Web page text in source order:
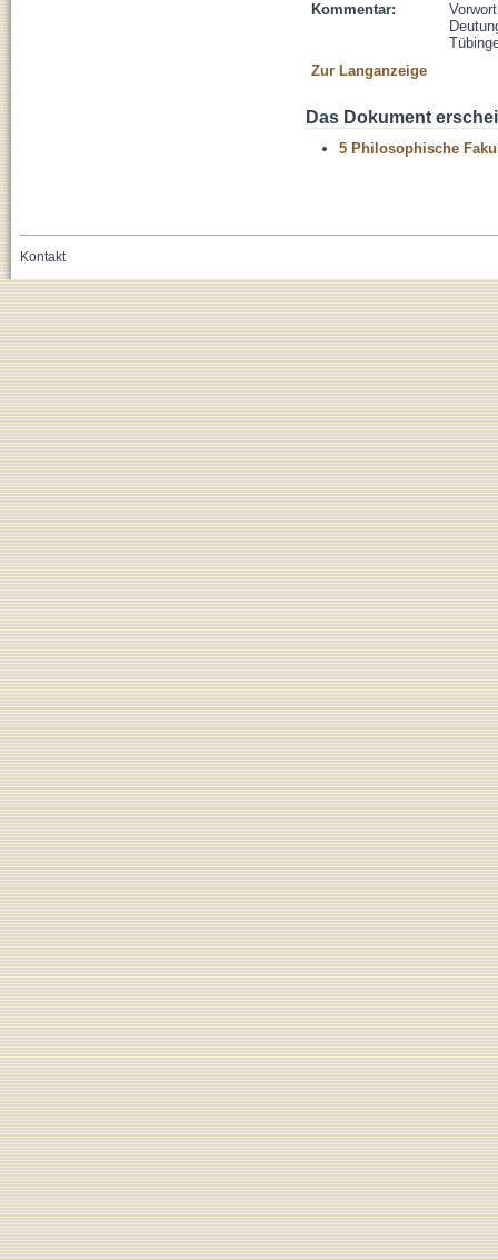
Kommentar:
Zur Langanzeige
Das Dokument
5 Philosophische
Kontakt